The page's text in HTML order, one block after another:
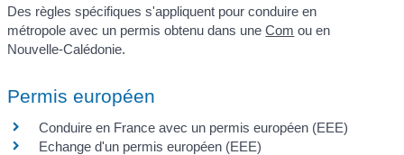
Des règles spécifiques s'appliquent pour conduire en
métropole avec un permis obtenu dans uneCom ou en
Nouvelle-Calédonie.
Permis européen
Conduire en France avec un permis européen (EEE)
Echange d'un permis européen (EEE)